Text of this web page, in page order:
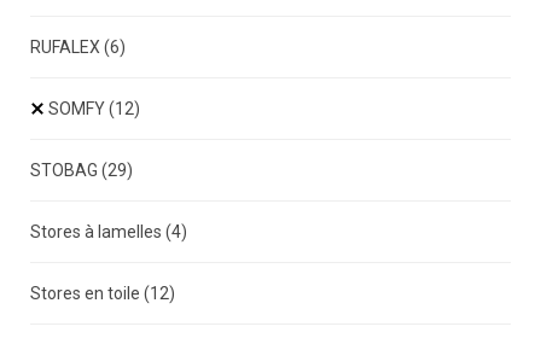
RUFALEX (6)
SOMFY(12)
STOBAG (29)
Stores à lamelles (4)
Stores en toile (12)